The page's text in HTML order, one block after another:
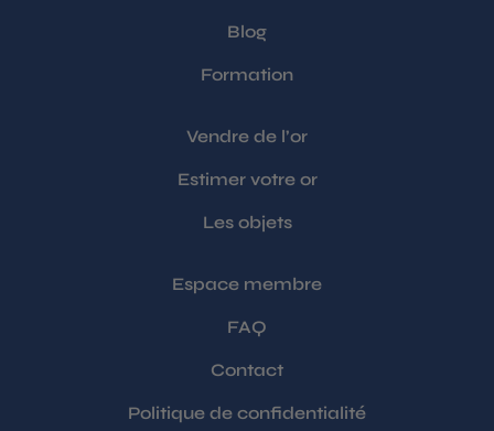
Blog
Formation
Vendre de l’or
Estimer votre or
Les objets
Espace membre
FAQ
Contact
Politique de confidentialité